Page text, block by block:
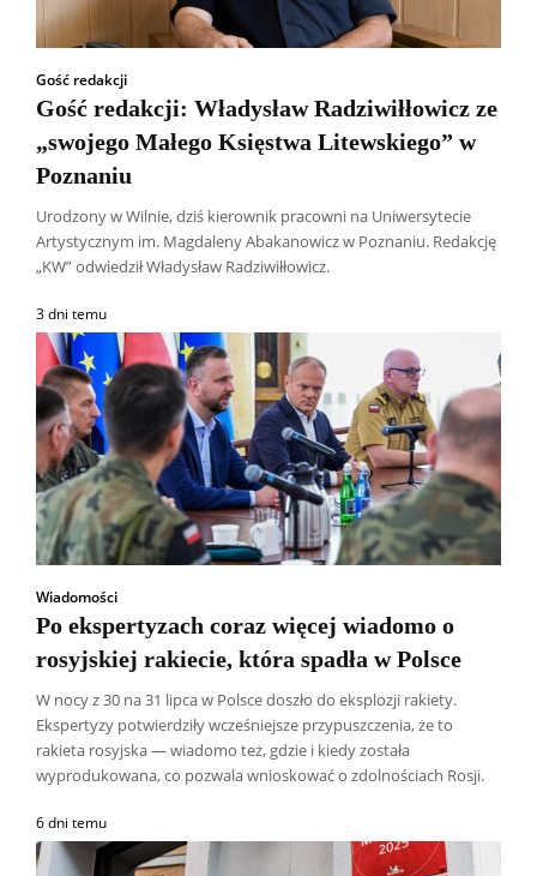
Gość redakcji
Gość redakcji: Władysław Radziwiłłowicz ze
„swojego Małego Księstwa Litewskiego” w
Poznaniu
Urodzony w Wilnie, dziś kierownik pracowni na Uniwersytecie
Artystycznym im. Magdaleny Abakanowicz w Poznaniu. Redakcję
„KW” odwiedził Władysław Radziwiłłowicz.
3 dni temu
Wiadomości
Po ekspertyzach coraz więcej wiadomo o
rosyjskiej rakiecie, która spadła w Polsce
W nocy z 30 na 31 lipca w Polsce doszło do eksplozji rakiety.
Ekspertyzy potwierdziły wcześniejsze przypuszczenia, że to
rakieta rosyjska — wiadomo też, gdzie i kiedy została
wyprodukowana, co pozwala wnioskować o zdolnościach Rosji.
6 dni temu